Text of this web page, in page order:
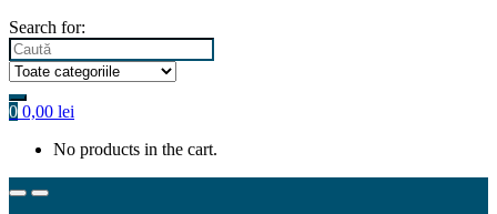
Search for:
0 0,00 lei
No products in the cart.